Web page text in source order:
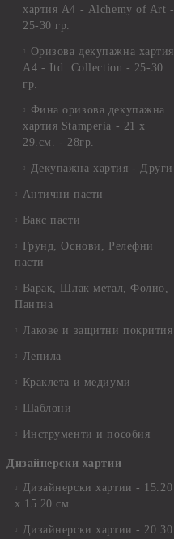
хартия А4 - Alchemy of Art -
25-30 гр.
Оризова декупажна хартия
А4 - Itd. Collection - 25-30
гр.
Фина оризова декупажна
хартия Stamperia - 21 х
29.см. - 28гр.
Декупажна хартия - Други
Антични пасти
Вакс пасти
Грунд, Основи, Релефни
пасти
Варак, Шлак метал, Фолио,
Пантна
Лакове и защитни покрития
Лепила
Краклета и медиуми
Шаблони
Инструменти и пособия
Дизайнерски хартии
Дизайнерски хартии - 15.20
х 15.20 см.
Дизайнерски хартии - 20.30